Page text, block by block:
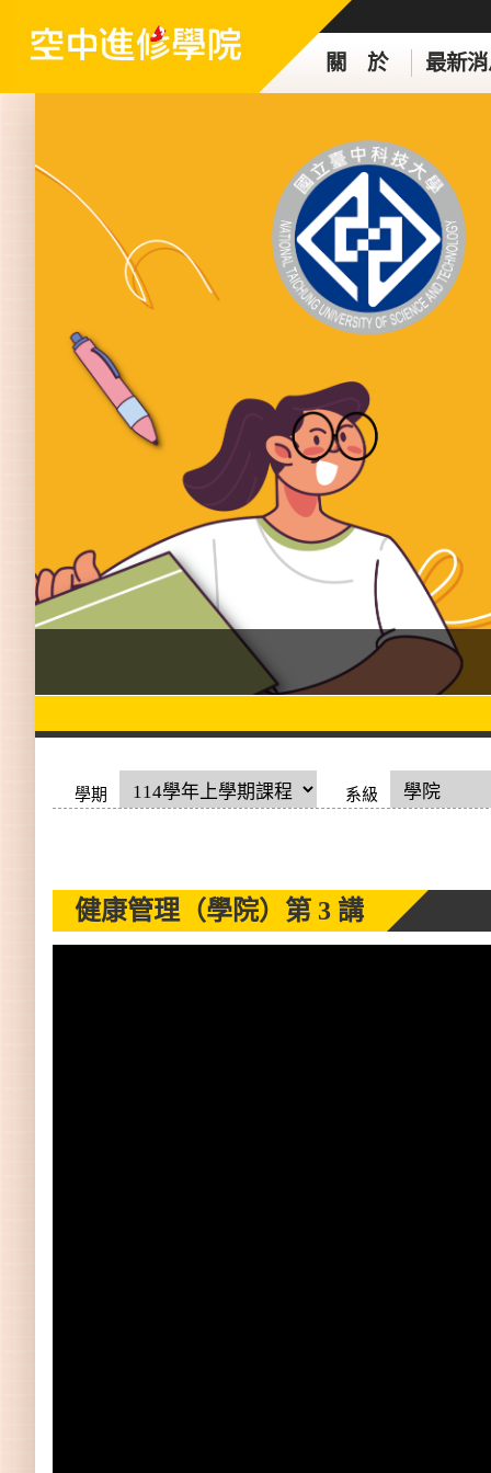
關 於 最新
學期 系級
健康管理（學院） 第 3 講